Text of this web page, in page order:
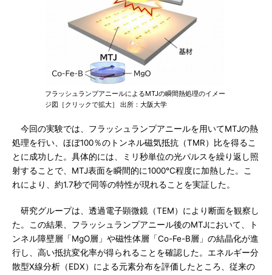
フラッシュランプアニールによるMTJの瞬間熱処理のイメー
ジ図［クリックで拡大］ 出所：大阪大学
今回の実験では、フラッシュランプアニールを用いてMTJの熱
処理を行い、ほぼ100％のトンネル磁気抵抗（TMR）比を得るこ
とに成功した。具体的には、ミリ秒単位の光パルスを繰り返し照
射することで、MTJ表面を瞬間的に1000℃程度に加熱した。こ
れにより、約1.7秒で同等の特性が現れることを実証した。
研究グループは、透過電子顕微鏡（TEM）により断面を観察し
た。この結果、フラッシュランプアニール後のMTJにおいて、ト
ンネル障壁層「MgO層」や磁性体層「Co-Fe-B層」の結晶化が進
行し、高い抵抗変化率が得られることを確認した。エネルギー分
散型X線分析（EDX）による元素分布を評価したところ、従来の